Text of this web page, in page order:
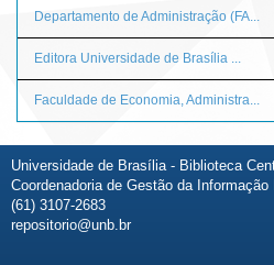
Departamento de Administração (FA...
Editora Universidade de Brasília ...
Faculdade de Economia, Administra...
Universidade de Brasília - Biblioteca
Coordenadoria de Gestão da Informação
(61) 3107-2683
repositorio@unb.br